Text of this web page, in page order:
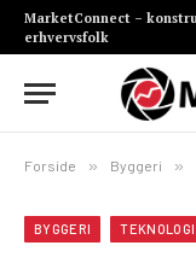
MarketConnect –
erhvervsfolk
Forside » Byggeri »
BYGGERI TEKNOLOGI